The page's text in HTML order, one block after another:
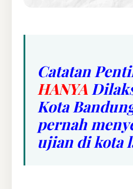
Catatan
HANYA
Kota
pernah
ujian di kota